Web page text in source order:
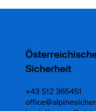
Sicherheit
+43 512 365451